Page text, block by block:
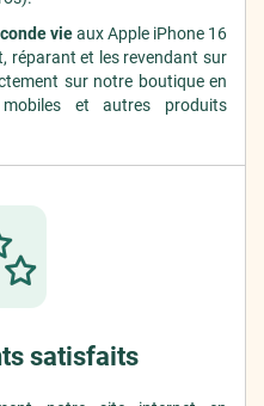
vieaux Apple iPhone 16
réparant et les revendant sur
sur notre boutique en
et autres produits
satisfaits